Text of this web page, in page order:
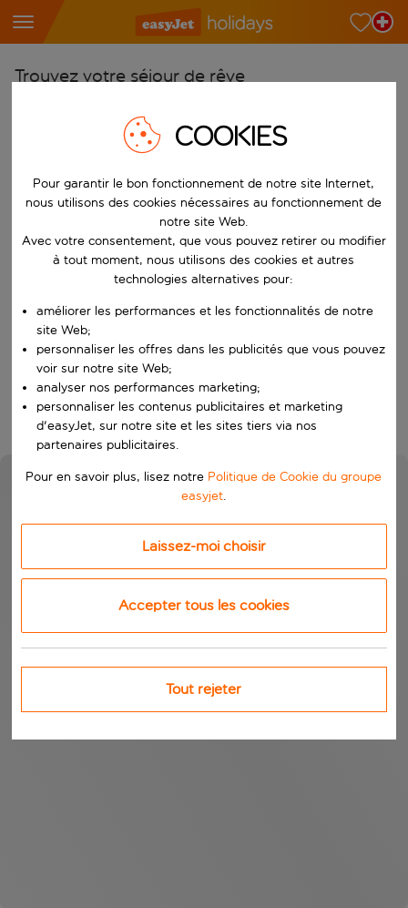
Trouvez votre séjour de rêve
Choisissez votre aéroport
Commencez à taper pour la saisie automatique. Lorsque les
Choisissez votre destination
Vers
Choisissez vos dates
Quand
Rechercher
COOKIES
Pour garantir le bon fonctionnement de notre site Internet,
nous utilisons des cookies nécessaires au fonctionnement de
notre site Web.
Avec votre consentement, que vous pouvez retirer ou modifier
à tout moment, nous utilisons des cookies et autres
technologies alternatives pour:
améliorer les performances et les fonctionnalités de notre
site Web;
personnaliser les offres dans les publicités que vous pouvez
voir sur notre site Web;
analyser nos performances marketing;
personnaliser les contenus publicitaires et marketing
d'easyJet, sur notre site et les sites tiers via nos
partenaires publicitaires.
Pour en savoir plus, lisez notre Politique de Cookie du groupe
easyjet.
Laissez-moi choisir
Accepter tous les cookies
Tout rejeter